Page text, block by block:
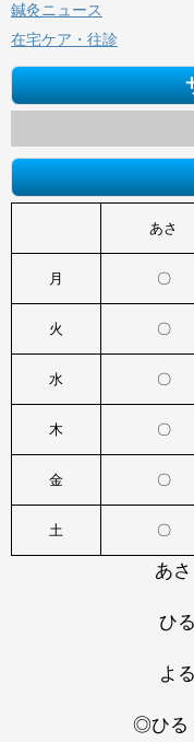
鍼灸ニュース
在宅ケア・往診
あさ
月 〇
火 〇
水 〇
木 〇
金 〇
土 〇
あ
ひ
よ
◎ひる